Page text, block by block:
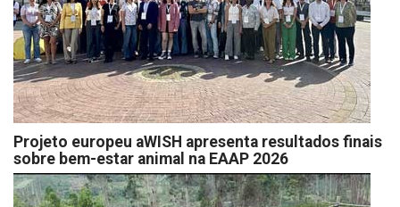
Projeto europeu aWISH apresenta resultados finais
sobre bem-estar animal na EAAP 2026